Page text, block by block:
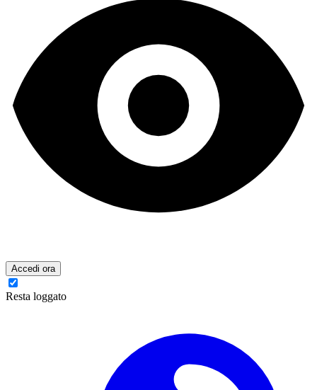
Accedi ora
Resta loggato